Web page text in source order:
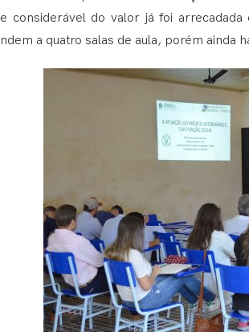
considerável do valor já foi
a quatro salas de aula, porém ainda